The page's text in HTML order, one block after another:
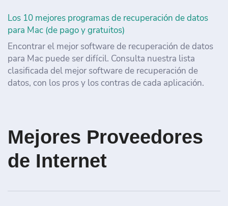
Los 10 mejores programas de recuperación de datos
para Mac (de pago y gratuitos)
Encontrar el mejor software de recuperación de datos
para Mac puede ser difícil. Consulta nuestra lista
clasificada del mejor software de recuperación de
datos, con los pros y los contras de cada aplicación.
Mejores Proveedores
de Internet